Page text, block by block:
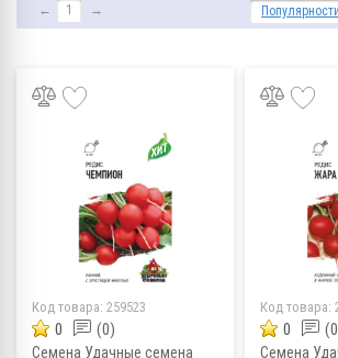
← 1 → Популярности
Код товара: 259523
0 (0)
Семена Удачные семена
Код товара:
0
Семена